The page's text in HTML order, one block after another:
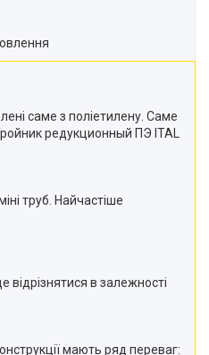
саме з поліетилену. Саме
редукционный ПЭ ITAL
труб. Найчастіше
відрізнятися в залежності
мають ряд переваг: